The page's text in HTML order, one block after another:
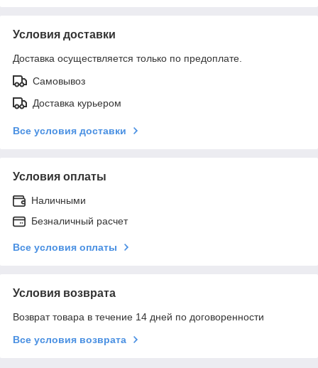
Условия доставки
Доставка осуществляется только по предоплате.
Самовывоз
Доставка курьером
Все условия доставки
Условия оплаты
Наличными
Безналичный расчет
Все условия оплаты
Условия возврата
Возврат товара в течение 14 дней по договоренности
Все условия возврата